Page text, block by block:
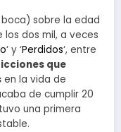
sobre la edad
dos mil, a veces
‘ y ‘Perdidos‘, entre
que
en la vida de
de cumplir 20
una primera